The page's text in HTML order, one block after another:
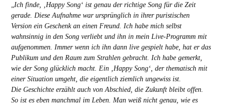
Ich finde, ‚Happy Song‘ ist genau der richtige Song für die Zeit
gerade. Diese Aufnahme war ursprünglich in ihrer puristischen
Version ein Geschenk an einen Freund. Ich habe mich selbst
wahnsinnig in den Song verliebt und ihn in mein Live-Programm mit
aufgenommen. Immer wenn ich ihn dann live gespielt habe, hat er das
Publikum und den Raum zum Strahlen gebracht. Ich habe gemerkt,
wie der Song glücklich macht. Ein ‚Happy Song‘, der thematisch mit
einer Situation umgeht, die eigentlich ziemlich ungewiss ist.
Die Geschichte erzählt auch von Abschied, die Zukunft bleibt offen.
So ist es eben manchmal im Leben. Man weiß nicht genau, wie es